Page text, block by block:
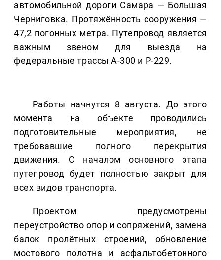
автомобильной дороги Самара — Большая
Черниговка. Протяжённость сооружения —
47,2 погонных метра. Путепровод является
важным звеном для выезда на
федеральные трассы А-300 и Р-229.
Работы начнутся 8 августа. До этого
момента на объекте проводились
подготовительные мероприятия, не
требовавшие полного перекрытия
движения. С началом основного этапа
путепровод будет полностью закрыт для
всех видов транспорта.
Проектом предусмотрены
переустройство опор и сопряжений, замена
балок пролётных строений, обновление
мостового полотна и асфальтобетонного